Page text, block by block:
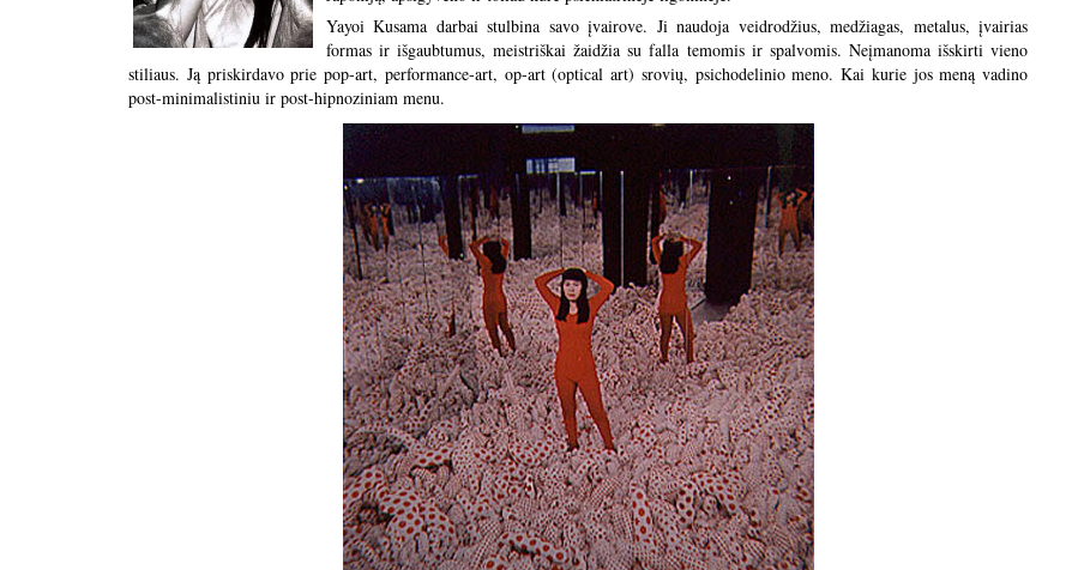
Yayoi Kusama darbai stulbina savo įvairove. Ji naudoja veidrodžius, medžiagas, metalus, įvairias
formas ir išgaubtumus, meistriškai žaidžia su falla temomis ir spalvomis. Neįmanoma išskirti vieno
stiliaus. Ją priskirdavo prie pop-art, performance-art, op-art (optical art) srovių, psichodelinio meno. Kai kurie jos meną vadino
post-minimalistiniu ir post-hipnoziniam menu.